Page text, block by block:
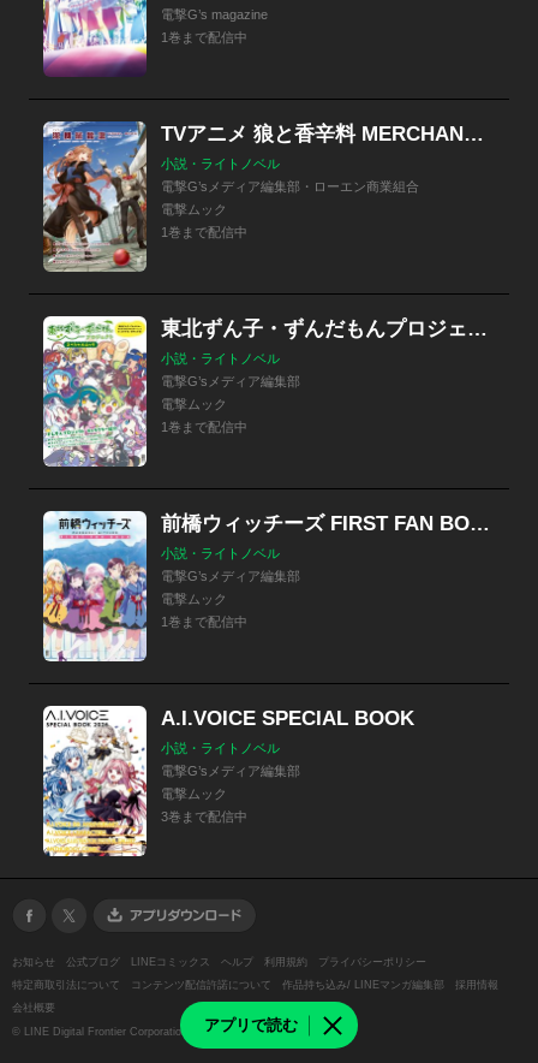
アプリで読む
電撃G’s magazine
1巻まで配信中
TVアニメ 狼と香辛料 MERCHANT MEETS THE WISE WOLF ビジュアルブック
小説・ライトノベル
電撃G’sメディア編集部・ローエン商業組合
電撃ムック
1巻まで配信中
東北ずん子・ずんだもんプロジェクト スペシャルムック
小説・ライトノベル
電撃G’sメディア編集部
電撃ムック
1巻まで配信中
前橋ウィッチーズ FIRST FAN BOOK
小説・ライトノベル
電撃G’sメディア編集部
電撃ムック
1巻まで配信中
A.I.VOICE SPECIAL BOOK
小説・ライトノベル
電撃G’sメディア編集部
電撃ムック
3巻まで配信中
お知らせ 公式ブログ LINEコミックス ヘルプ 利用規約
プライバシーポリシー
特定商取引法について
コンテンツ配信許諾について 作品持ち込み/ LINEマンガ編集部
採用情報
会社概要
© LINE Digital Frontier Corporation